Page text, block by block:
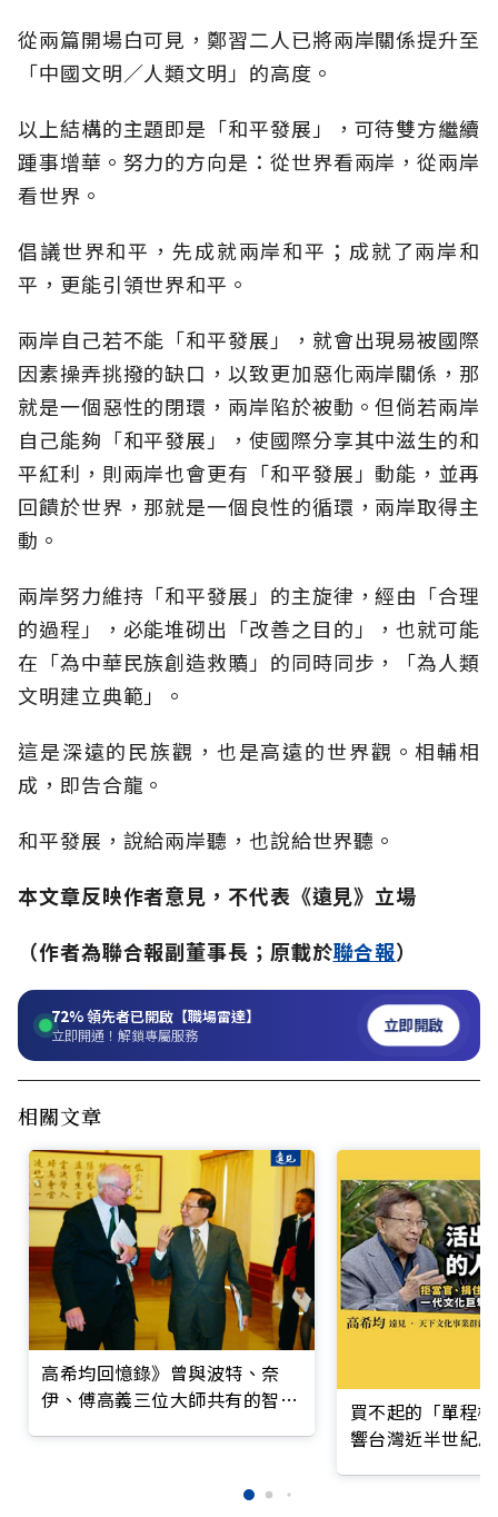
從兩篇開場白可見，鄭習二人已將兩岸關係提升至
「中國文明／人類文明」的高度。
以上結構的主題即是「和平發展」，可待雙方繼續
踵事增華。努力的方向是：從世界看兩岸，從兩岸
看世界。
倡議世界和平，先成就兩岸和平；成就了兩岸和
平，更能引領世界和平。
兩岸自己若不能「和平發展」，就會出現易被國際
因素操弄挑撥的缺口，以致更加惡化兩岸關係，那
就是一個惡性的閉環，兩岸陷於被動。但倘若兩岸
自己能夠「和平發展」，使國際分享其中滋生的和
平紅利，則兩岸也會更有「和平發展」動能，並再
回饋於世界，那就是一個良性的循環，兩岸取得主
動。
兩岸努力維持「和平發展」的主旋律，經由「合理
的過程」，必能堆砌出「改善之目的」，也就可能
在「為中華民族創造救贖」的同時同步，「為人類
文明建立典範」。
這是深遠的民族觀，也是高遠的世界觀。相輔相
成，即告合龍。
和平發展，說給兩岸聽，也說給世界聽。
本文章反映作者意見，不代表《遠見》立場
（作者為聯合報副董事長；原載於聯合報）
72%領先者已開啟【職場雷達】
立即開通！解鎖專屬服務 立即開啟
相關文章
高希均回憶錄》曾與波特、奈
伊、傅高義三位大師共有的智慧
買不起的「單程
響台灣近半世紀